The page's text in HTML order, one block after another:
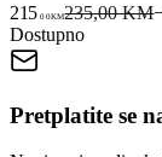
215 00KM235,00 KM
Dostupno
Pretplatite se